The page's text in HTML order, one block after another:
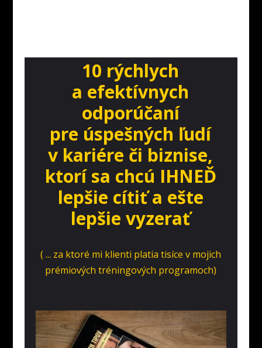
10 rýchlych
a efektívnych
odporúčaní
pre úspešných ľudí
v kariére či biznise,
ktorí sa chcú IHNEĎ
lepšie cítiť a ešte
lepšie vyzerať
( ... za ktoré mi klienti platia tisíce v mojich
prémiových tréningových programoch)